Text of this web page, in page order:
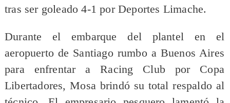
tras ser goleado 4-1 por Deportes Limache.
Durante el embarque del plantel en el
aeropuerto de Santiago rumbo a Buenos Aires
para enfrentar a Racing Club por Copa
Libertadores, Mosa brindó su total respaldo al